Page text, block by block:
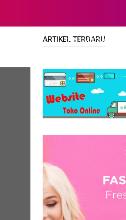
SMA/SMK/SLTA DIPLOMA/SARJANA
ARTIKEL TERBARU